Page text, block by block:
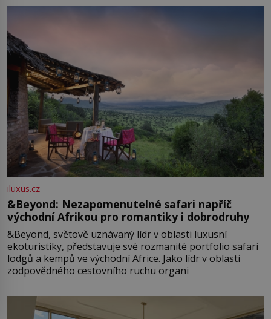
iluxus.cz
&Beyond: Nezapomenutelné safari napříč
východní Afrikou pro romantiky i dobrodruhy
&Beyond, světově uznávaný lídr v oblasti luxusní
ekoturistiky, představuje své rozmanité portfolio safari
lodgů a kempů ve východní Africe. Jako lídr v oblasti
zodpovědného cestovního ruchu organi